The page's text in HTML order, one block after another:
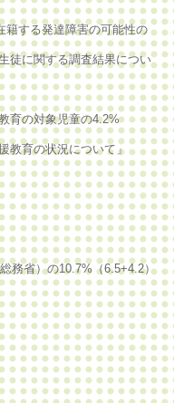
する発達障害の可能性の
徒に関する調査結果につい
育の対象児童の4.2%
育の状況について」
務省）の10.7%（6.5+4.2）